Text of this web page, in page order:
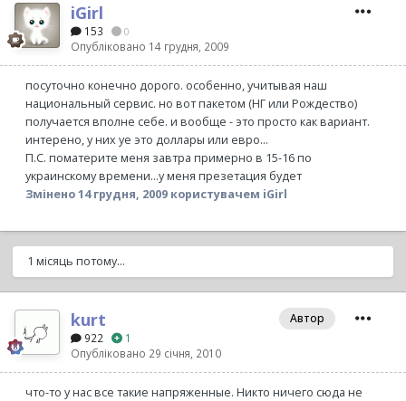
iGirl
153 0
Опубліковано 14 грудня, 2009
посуточно конечно дорого. особенно, учитывая наш
национальный сервис. но вот пакетом (НГ или Рождество)
получается вполне себе. и вообще - это просто как вариант.
интерено, у них уе это доллары или евро...
П.С. поматерите меня завтра примерно в 15-16 по
украинскому времени...у меня презетация будет
Змінено14 грудня, 2009 користувачем iGirl
1 місяць потому...
kurt
922
1
Опубліковано 29 січня, 2010
Автор
что-то у нас все такие напряженные. Никто ничего сюда не